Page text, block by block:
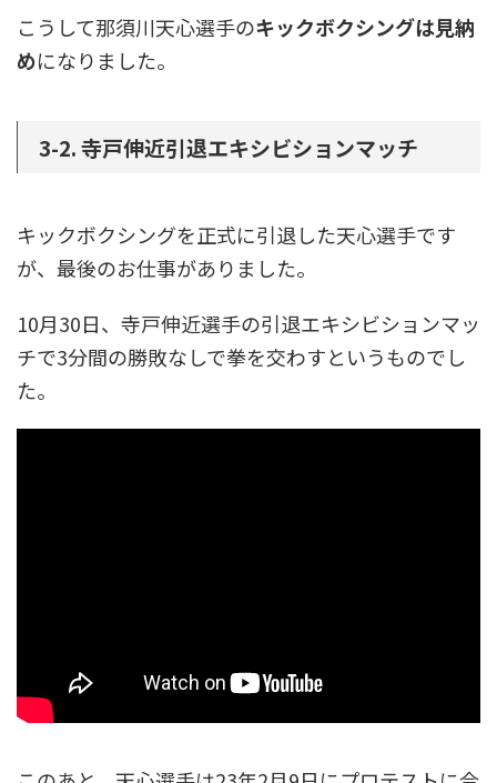
こうして那須川天心選手のキックボクシングは見納
めになりました。
3-2. 寺戸伸近引退エキシビションマッチ
キックボクシングを正式に引退した天心選手です
が、最後のお仕事がありました。
10月30日、寺戸伸近選手の引退エキシビションマッ
チで3分間の勝敗なしで拳を交わすというものでし
た。